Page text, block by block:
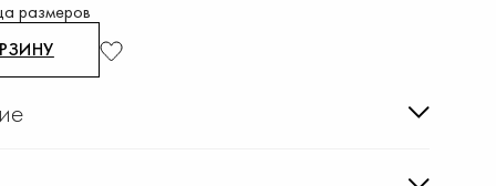
размеров